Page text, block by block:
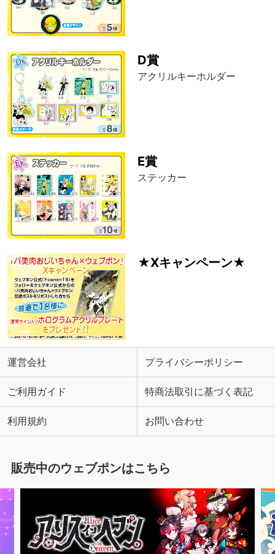
D賞
アクリルキーホルダー
E賞
ステッカー
★Xキャンペーン★
運営会社 プライバシーポリシー
ご利用ガイド 特商法取引に基づく表記
利用規約 お問い合わせ
販売中のウェブポンはこちら